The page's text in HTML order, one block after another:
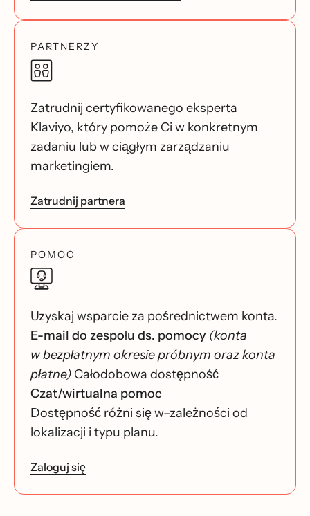
PARTNERZY
Zatrudnij certyfikowanego eksperta
Klaviyo, który pomoże Ci w konkretnym
zadaniu lub w ciągłym zarządzaniu
marketingiem.
Zatrudnij partnera
POMOC
Uzyskaj wsparcie za pośrednictwem konta.
E-mail do zespołu ds. pomocy (konta
w bezpłatnym okresie próbnym oraz konta
płatne) Całodobowa dostępność
Czat/wirtualna pomoc
Dostępność różni się w–zależności od
lokalizacji i typu planu.
Zaloguj się